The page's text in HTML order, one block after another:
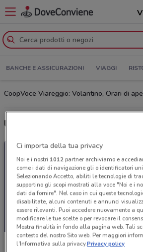
BANCHE E ASSICURAZIONI VIAGGI
CoopVoce Viareggio: Volantino, Orari di
Ultime offerte del volantino
CoopVoce
Ci importa della tua privacy
Noi e i nostri 1012partner archiviamo e
come i dati di navigazione gli o identificatori
Selezionando Accetto, abiliti le tecnologie di
supportino gli scopi mostrati alla voce "Noi e i
dati da fornire". Nel caso in cui queste
disabilitate, alcuni contenuti e annunci
essere rilevanti. Puoi accedere nuovamente a
modificare le tue scelte o per revocare il
Mostra finalità in fondo alla pagina web. Tali
contesto del nostro Sito web. Per maggiori
l'Informativa sulla privacy.Privacy policy